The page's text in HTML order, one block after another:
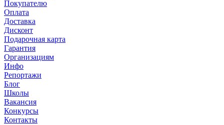
Покупателю
Оплата
Доставка
Дисконт
Подарочная карта
Гарантия
Организациям
Инфо
Репортажи
Блог
Школы
Вакансия
Конкурсы
Контакты